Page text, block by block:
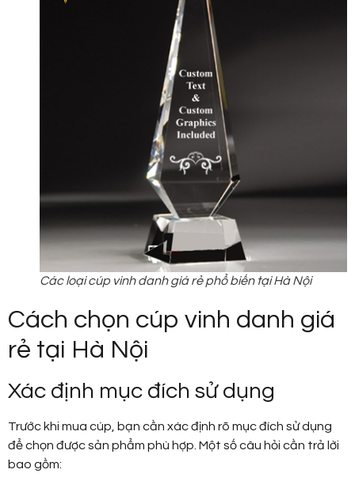
Các loại cúp vinh danh giá rẻ phổ biến tại Hà Nội
Cách chọn cúp vinh danh giá
rẻ tại Hà Nội
Xác định mục đích sử dụng
Trước khi mua cúp, bạn cần xác định rõ mục đích sử dụng
để chọn được sản phẩm phù hợp. Một số câu hỏi cần trả lời
bao gồm: